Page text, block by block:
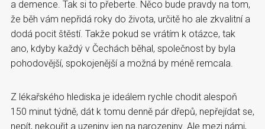
a demence. Tak si to přeberte. Něco bude pravdy na tom,
že běh vám nepřidá roky do života, určitě ho ale zkvalitní a
dodá pocit štěstí. Takže pokud se vrátím k otázce, tak
ano, kdyby každý v Čechách běhal, společnost by byla
pohodovější, spokojenější a možná by méně remcala.
Z lékařského hlediska je ideálem rychle chodit alespoň
150 minut týdně, dát k tomu denně pár dřepů, nepřejídat se,
nepít, nekouřit a uzeniny jen na narozeniny. Ale mezi námi,